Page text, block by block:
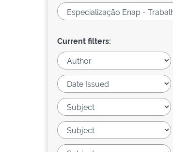
Current filters: